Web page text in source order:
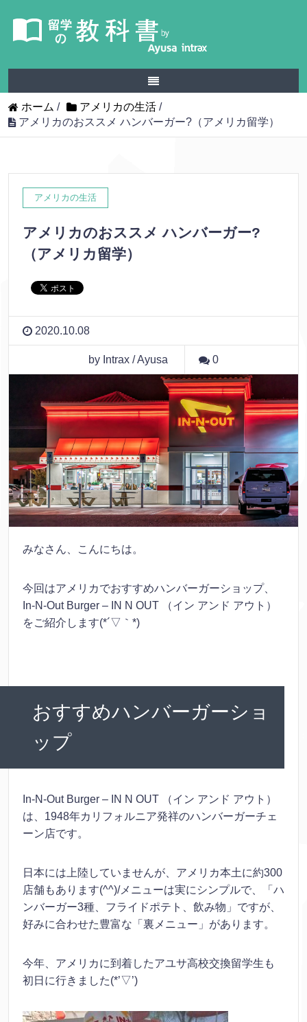
ホーム / アメリカの生活 /
アメリカのおススメ ハンバーガー?（アメリカ留学）
アメリカの生活
アメリカのおススメ ハンバーガー?
（アメリカ留学）
2020.10.08
by Intrax / Ayusa 0
みなさん、こんにちは。
今回はアメリカでおすすめハンバーガーショップ、
In-N-Out Burger – IN N OUT （イン アンド アウト）
をご紹介します(*´▽｀*)
おすすめハンバーガーショ
ップ
In-N-Out Burger – IN N OUT （イン アンド アウト）
は、1948年カリフォルニア発祥のハンバーガーチェ
ーン店です。
日本には上陸していませんが、アメリカ本土に約300
店舗もあります(^^)/メニューは実にシンプルで、「ハ
ンバーガー3種、フライドポテト、飲み物」ですが、
好みに合わせた豊富な「裏メニュー」があります。
今年、アメリカに到着したアユサ高校交換留学生も
初日に行きました(*’▽’)